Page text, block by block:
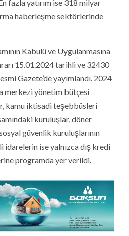
fazla yatırım ise 318 milyar
haberleşme sektörlerinde
Kabulü ve Uygulanmasına
15.01.2024 tarihli ve 32430
Gazete’de yayımlandı. 2024
merkezi yönetim bütçesi
kamu iktisadi teşebbüsleri
kuruluşlar, döner
güvenlik kuruluşlarının
idarelerin ise yalnızca dış kredi
programda yer verildi.